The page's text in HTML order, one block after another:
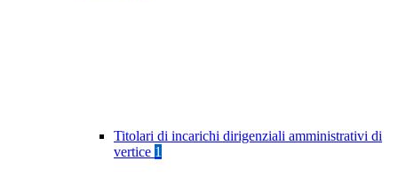
Titolari di incarichi dirigenziali amministrativi di
vertice 1